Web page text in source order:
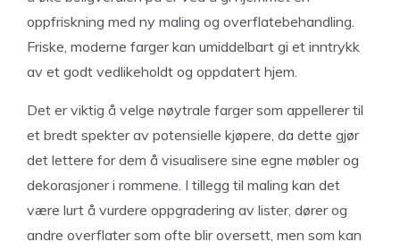
oppfriskning med ny maling og overflatebehandling.
Friske, moderne farger kan umiddelbart gi et inntrykk
av et godt vedlikeholdt og oppdatert hjem.
Det er viktig å velge nøytrale farger som appellerer til
et bredt spekter av potensielle kjøpere, da dette gjør
det lettere for dem å visualisere sine egne møbler og
dekorasjoner i rommene. I tillegg til maling kan det
være lurt å vurdere oppgradering av lister, dører og
andre overflater som ofte blir oversett, men som kan